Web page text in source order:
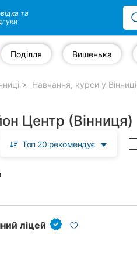
та
Поділля Вишенька
Навчання, курси у Вінниці
Центр (Вінниця)
Топ 20 рекомендує
ліцей